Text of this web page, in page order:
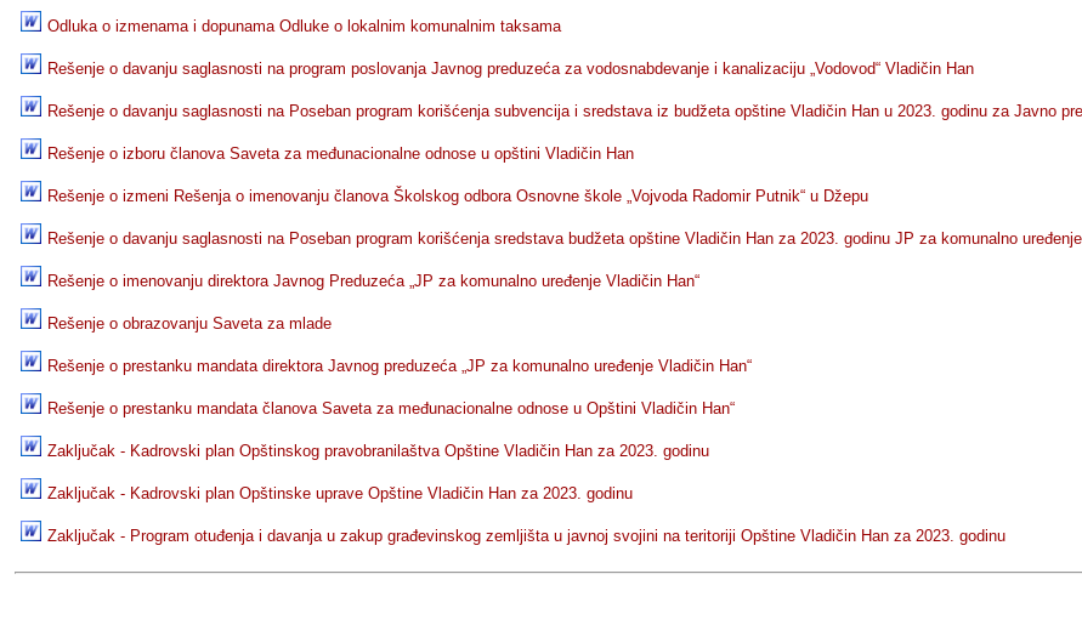
Odluka o izmenama i dopunama Odluke o lokalnim komunalnim taksama
Rešenje o davanju saglasnosti na program poslovanja Javnog preduzeća za vodosnabdevanje i kanalizaciju „Vodovod“ Vladičin Han
Rešenje o davanju saglasnosti na Poseban program korišćenja subvencija i sredstava iz budžeta opštine Vladičin Han u 2023. godinu za Javno
Rešenje o izboru članova Saveta za međunacionalne odnose u opštini Vladičin Han
Rešenje o izmeni Rešenja o imenovanju članova Školskog odbora Osnovne škole „Vojvoda Radomir Putnik“ u Džepu
Rešenje o davanju saglasnosti na Poseban program korišćenja sredstava budžeta opštine Vladičin Han za 2023. godinu JP za komunalno
Rešenje o imenovanju direktora Javnog Preduzeća „JP za komunalno uređenje Vladičin Han“
Rešenje o obrazovanju Saveta za mlade
Rešenje o prestanku mandata direktora Javnog preduzeća „JP za komunalno uređenje Vladičin Han“
Rešenje o prestanku mandata članova Saveta za međunacionalne odnose u Opštini Vladičin Han“
Zaključak - Kadrovski plan Opštinskog pravobranilaštva Opštine Vladičin Han za 2023. godinu
Zaključak - Kadrovski plan Opštinske uprave Opštine Vladičin Han za 2023. godinu
Zaključak - Program otuđenja i davanja u zakup građevinskog zemljišta u javnoj svojini na teritoriji Opštine Vladičin Han za 2023. godinu